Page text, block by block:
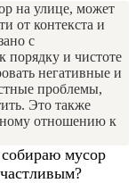
на улице, может
от контекста и
с
порядку и чистоте
негативные и
проблемы,
Это также
отношению к
собираю мусор